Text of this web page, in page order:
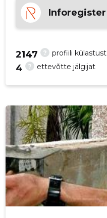
Inforegister
? profiili külastust
2147
? ettevõtte jälgijat
4